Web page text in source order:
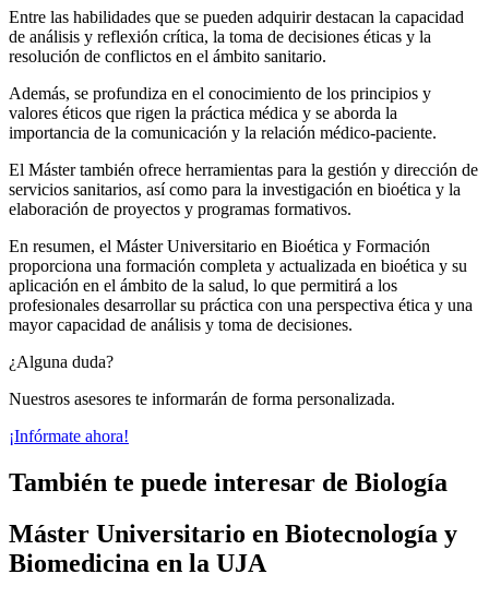
Entre las habilidades que se pueden adquirir destacan la capacidad
de análisis y reflexión crítica, la toma de decisiones éticas y la
resolución de conflictos en el ámbito sanitario.
Además, se profundiza en el conocimiento de los principios y
valores éticos que rigen la práctica médica y se aborda la
importancia de la comunicación y la relación médico-paciente.
El Máster también ofrece herramientas para la gestión y dirección de
servicios sanitarios, así como para la investigación en bioética y la
elaboración de proyectos y programas formativos.
En resumen, el Máster Universitario en Bioética y Formación
proporciona una formación completa y actualizada en bioética y su
aplicación en el ámbito de la salud, lo que permitirá a los
profesionales desarrollar su práctica con una perspectiva ética y una
mayor capacidad de análisis y toma de decisiones.
¿Alguna duda?
Nuestros asesores te informarán de forma personalizada.
¡Infórmate ahora!
También te puede interesar de Biología
Máster Universitario en Biotecnología y
Biomedicina en la UJA